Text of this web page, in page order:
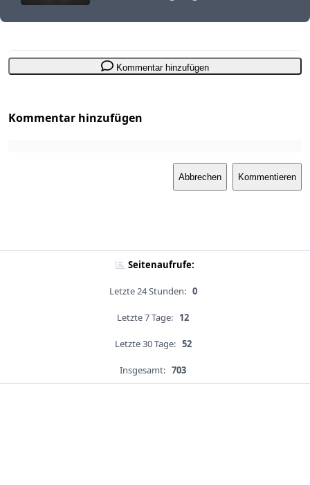
Kommentar hinzufügen
Kommentar hinzufügen
Abbrechen Kommentieren
Seitenaufrufe:
Letzte 24 Stunden: 0
Letzte 7 Tage: 12
Letzte 30 Tage: 52
Insgesamt: 703